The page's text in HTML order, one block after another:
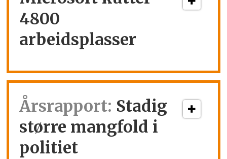
4800
arbeidsplasser
Årsrapport: Stadig
større mangfold i
politiet